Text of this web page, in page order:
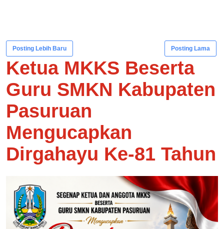
Posting Lebih Baru Posting Lama
Ketua MKKS Beserta
Guru SMKN Kabupaten
Pasuruan
Mengucapkan
Dirgahayu Ke-81 Tahun